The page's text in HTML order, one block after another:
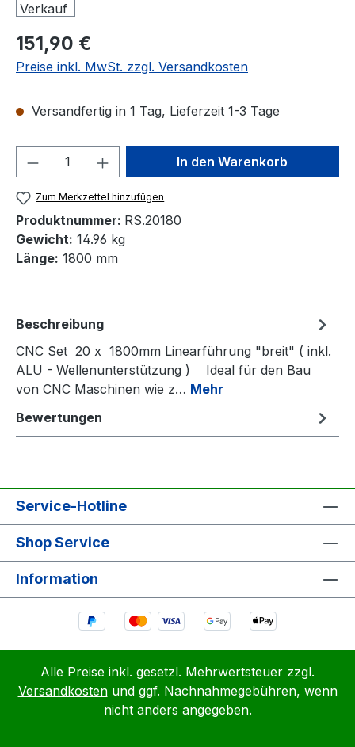
Regulärer Preis:
151,90 €
Preise inkl. MwSt. zzgl. Versandkosten
Versandfertig in 1 Tag, Lieferzeit 1-3 Tage
Produkt Anzahl: Gib denIn den Warenkorb
Zum Merkzettel hinzufügen
Produktnummer: RS.20180
Gewicht: 14.96 kg
Länge: 1800 mm
Beschreibung
CNC Set 20 x 1800mm Linearführung "breit" ( inkl.
ALU - Wellenunterstützung ) Ideal für den Bau
von CNC Maschinen wie z… Mehr
Bewertungen
Service-Hotline
Shop Service
Information
Alle Preise inkl. gesetzl. Mehrwertsteuer zzgl.
Versandkostenund ggf. Nachnahmegebühren, wenn
nicht anders angegeben.